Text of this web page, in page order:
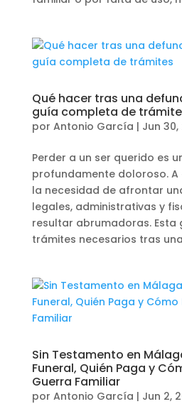
Qué hacer tras una
guía completa de
por Antonio García | Jun 30,
Perder a un ser querido es
profundamente doloroso. A
la necesidad de afrontar
legales, administrativas y
resultar abrumadoras.
trámites necesarios tras
Sin Testamento en
Funeral, Quién Paga y
Guerra Familiar
por Antonio García | Jun 2,